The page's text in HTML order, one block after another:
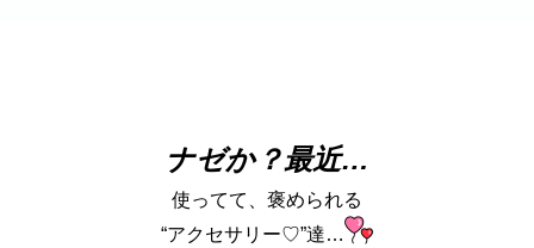
ナゼか？最近…
使ってて、褒められる
“アクセサリー♡”達…